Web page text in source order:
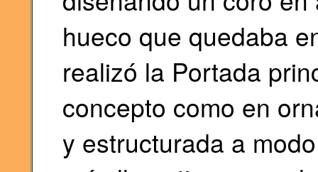
hueco que quedaba
realizó la Portada
concepto como en
y estructurada a